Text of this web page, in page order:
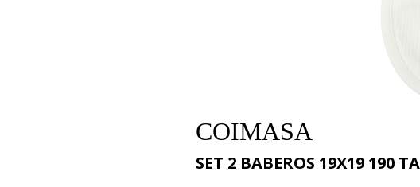
COIMASA
SET 2 BABEROS 19X19 190